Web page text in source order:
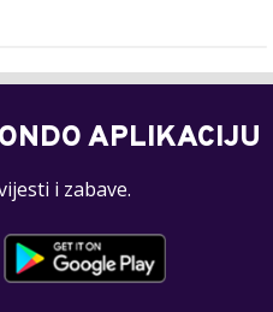
APLIKACIJU
i zabave.